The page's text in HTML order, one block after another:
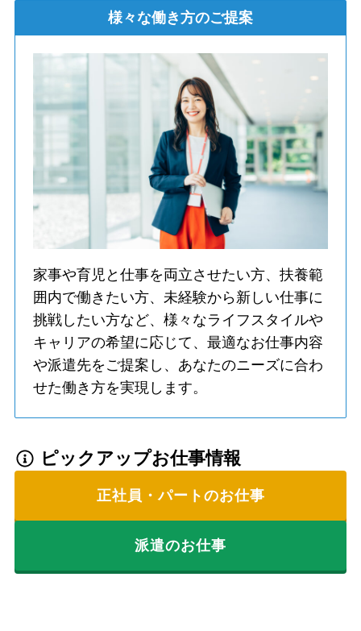
様々な働き方のご提案
家事や育児と仕事を両立させたい方、扶養範
囲内で働きたい方、未経験から新しい仕事に
挑戦したい方など、様々なライフスタイルや
キャリアの希望に応じて、最適なお仕事内容
や派遣先をご提案し、あなたのニーズに合わ
せた働き方を実現します。
ピックアップお仕事情報
正社員・パートのお仕事
派遣のお仕事